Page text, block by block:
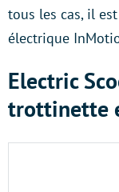
tous les cas, il
électrique
Electric
trottinette